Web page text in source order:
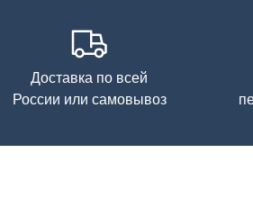
Доставка по всей
России или самовывоз